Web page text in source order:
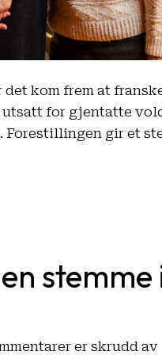
kom frem at
for gjentatte
Forestillingen gir et
stemme
er skrudd av